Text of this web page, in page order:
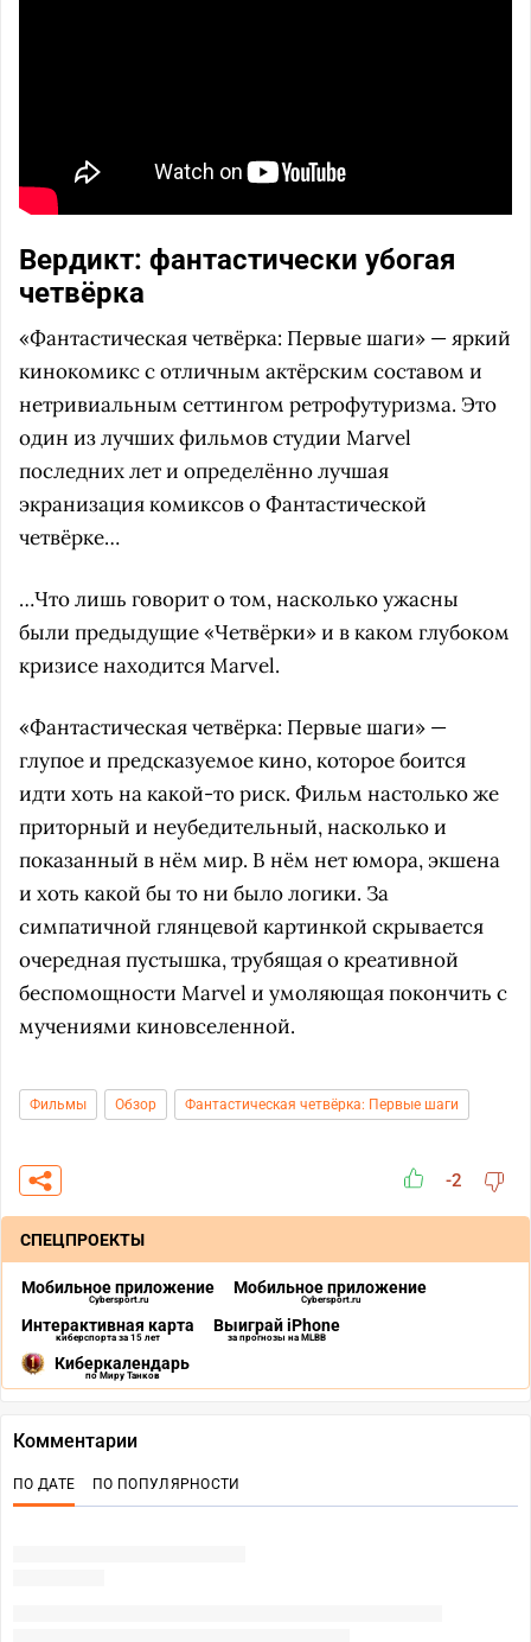
Вердикт: фантастически убогая
четвёрка
«Фантастическая четвёрка: Первые шаги» — яркий
кинокомикс с отличным актёрским составом и
нетривиальным сеттингом ретрофутуризма. Это
один из лучших фильмов студии Marvel
последних лет и определённо лучшая
экранизация комиксов о Фантастической
четвёрке…
…Что лишь говорит о том, насколько ужасны
были предыдущие «Четвёрки» и в каком глубоком
кризисе находится Marvel.
«Фантастическая четвёрка: Первые шаги» —
глупое и предсказуемое кино, которое боится
идти хоть на какой-то риск. Фильм настолько же
приторный и неубедительный, насколько и
показанный в нём мир. В нём нет юмора, экшена
и хоть какой бы то ни было логики. За
симпатичной глянцевой картинкой скрывается
очередная пустышка, трубящая о креативной
беспомощности Marvel и умоляющая покончить с
мучениями киновселенной.
Фильмы Обзор Фантастическая четвёрка: Первые шаги
-2
СПЕЦПРОЕКТЫ
Мобильное приложение
Cybersport.ru
Мобильное приложение
Cybersport.ru
Интерактивная карта
киберспорта за 15 лет
Выиграй iPhone
за прогнозы на MLBB
Киберкалендарь
по Миру Танков
Комментарии
ПО ДАТЕ ПО ПОПУЛЯРНОСТИ